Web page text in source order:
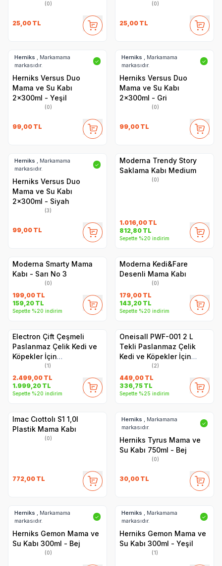
(0)
25,00 TL
(0)
25,00 TL
Herniks , Markamama
markasıdır.
✓
Herniks Versus Duo
Mama ve Su Kabı
2x300ml - Yeşil
(0)
99,00 TL
Herniks , Markamama
markasıdır.
✓
Herniks Versus Duo
Mama ve Su Kabı
2x300ml - Gri
(0)
99,00 TL
Herniks , Markamama
markasıdır.
✓
Herniks Versus Duo
Mama ve Su Kabı
2x300ml - Siyah
(3)
99,00 TL
Moderna Trendy Story
Saklama Kabı Medium
(0)
1.016,00 TL
812,80 TL
Sepette %20 indirim
Moderna Smarty Mama
Kabı - Sarı No 3
(0)
199,00 TL
159,20 TL
Sepette %20 indirim
Moderna Kedi&Fare
Desenli Mama Kabı
(0)
179,00 TL
143,20 TL
Sepette %20 indirim
Electron Çift Çeşmeli
Paslanmaz Çelik Kedi ve
Köpekler İçin
Otomatik Su Pınarı 3.2 L
(1)
2.499,00 TL
1.999,20 TL
Sepette %20 indirim
Oneisall PWF-001 2 L
Tekli Paslanmaz Çelik
Kedi ve Köpekler İçin
Otomatik Su Pınarı -
Yedek Filtre Seti (8’li
Paket)
(2)
449,00 TL
336,75 TL
Sepette %25 indirim
Imac Cıottolı S1 1,0l
Plastik Mama Kabı
(0)
772,00 TL
Herniks , Markamama
markasıdır.
✓
Herniks Tyrus Mama ve
Su Kabı 750ml - Bej
(0)
30,00 TL
Herniks , Markamama
markasıdır.
✓
Herniks Gemon Mama ve
Su Kabı 300ml - Bej
(0)
Herniks , Markamama
markasıdır.
✓
Herniks Gemon Mama ve
Su Kabı 300ml - Yeşil
(1)